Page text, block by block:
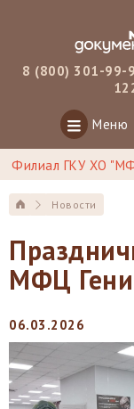
8 (800) 301-99-
Меню
Новости
МФЦ
06.03.2026